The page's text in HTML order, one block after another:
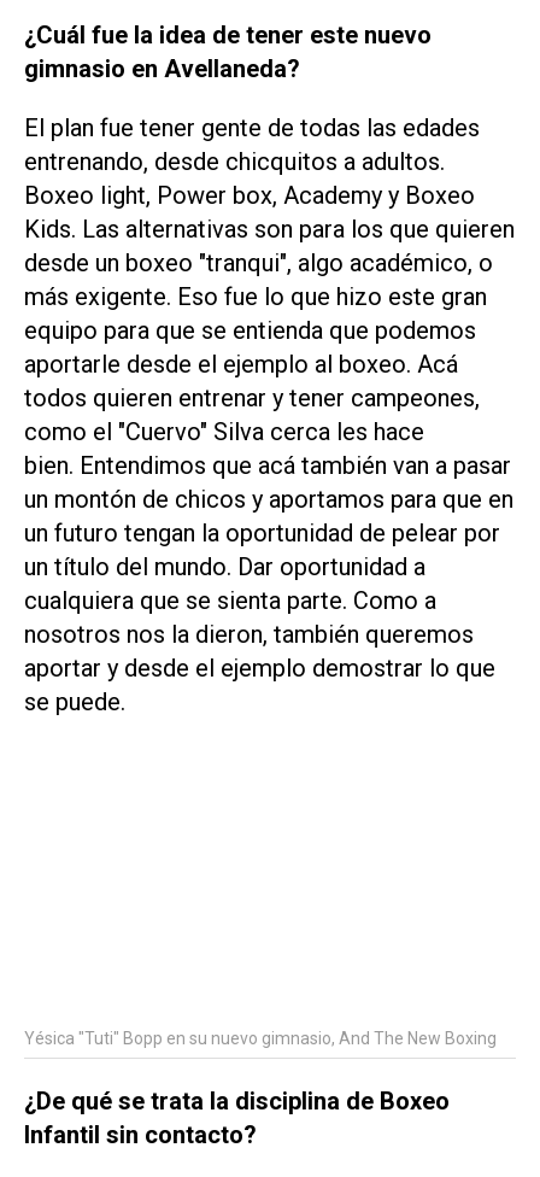
¿Cuál fue la idea de tener este nuevo
gimnasio en Avellaneda?
El plan fue tener gente de todas las edades
entrenando, desde chicquitos a adultos.
Boxeo light, Power box, Academy y Boxeo
Kids. Las alternativas son para los que quieren
desde un boxeo "tranqui", algo académico, o
más exigente. Eso fue lo que hizo este gran
equipo para que se entienda que podemos
aportarle desde el ejemplo al boxeo. Acá
todos quieren entrenar y tener campeones,
como el "Cuervo" Silva cerca les hace
bien. Entendimos que acá también van a pasar
un montón de chicos y aportamos para que en
un futuro tengan la oportunidad de pelear por
un título del mundo. Dar oportunidad a
cualquiera que se sienta parte. Como a
nosotros nos la dieron, también queremos
aportar y desde el ejemplo demostrar lo que
se puede.
Yésica "Tuti" Bopp en su nuevo gimnasio, And The New Boxing
¿De qué se trata la disciplina de Boxeo
Infantil sin contacto?